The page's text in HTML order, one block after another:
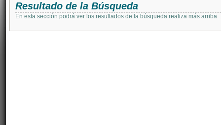
Resultado de la Búsqueda
En esta sección podrá ver los resultados de la búsqueda realiza más arriba